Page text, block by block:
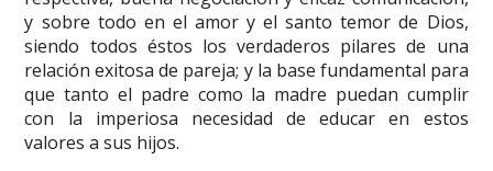
y sobre todo en el amor y el santo temor de Dios,
siendo todos éstos los verdaderos pilares de una
relación exitosa de pareja; y la base fundamental para
que tanto el padre como la madre puedan cumplir
con la imperiosa necesidad de educar en estos
valores a sus hijos.